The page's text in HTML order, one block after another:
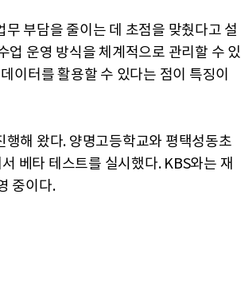
부담을 줄이는 데 초점을 맞췄다고 설
업 운영 방식을 체계적으로 관리할 수 있
이터를 활용할 수 있다는 점이 특징이
해 왔다. 양명고등학교와 평택성동초
베타 테스트를 실시했다. KBS와는 재
중이다.